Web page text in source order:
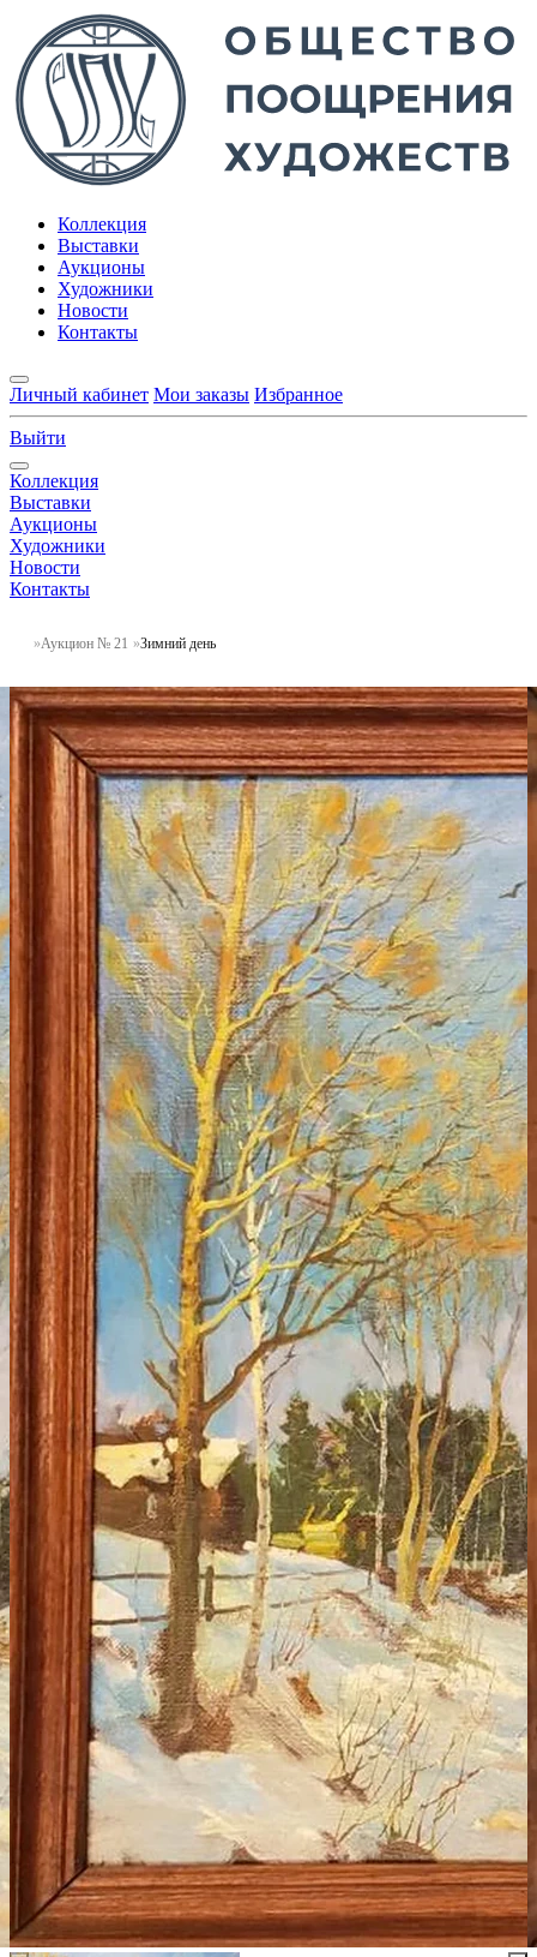
Коллекция
Выставки
Аукционы
Художники
Новости
Контакты
Личный кабинет Мои заказы Избранное
Выйти
Коллекция
Выставки
Аукционы
Художники
Новости
Контакты
Аукцион № 21 Зимний день